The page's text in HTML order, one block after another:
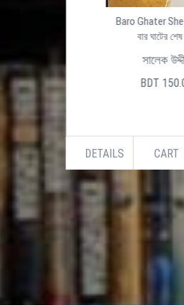
Baro Ghater
বার ঘাটের
সালেক
BDT
DETAILS CART